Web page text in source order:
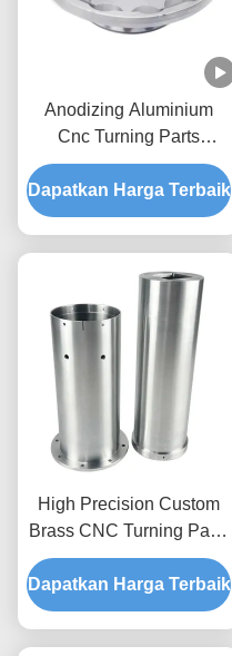
Anodizing Aluminium
Cnc Turning Parts
Machining Custom 5 Axis
Cnc Milling
Dapatkan Harga Terbaik
High Precision Custom
Brass CNC Turning Parts
dengan Layanan
OEM/ODM
Dapatkan Harga Terbaik